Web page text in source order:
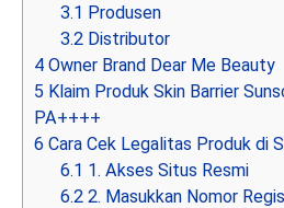
3.1 Produsen
3.2 Distributor
4 Owner Brand Dear Me Beauty
5 Klaim Produk Skin Barrier
PA++++
6 Cara Cek Legalitas Produk di
6.1 1. Akses Situs Resmi
6.2 2. Masukkan Nomor